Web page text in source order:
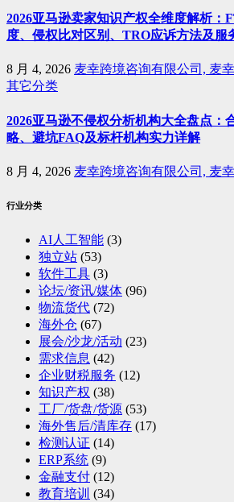
2026亚马逊卖家知识产权全维度解析：
度、侵权比对区别、TRO应诉方法及服
8 月 4, 2026 麦幸跨境咨询有限公司, 麦
其它分类
2026亚马逊不侵权分析机构大全盘点：
略、避坑FAQ及标杆机构实力详解
8 月 4, 2026 麦幸跨境咨询有限公司, 麦
行业分类
AI人工智能 (3)
独立站 (53)
软件工具 (3)
论坛/资讯/媒体 (96)
物流货代 (72)
海外仓 (67)
展会/沙龙/活动 (23)
需求信息 (42)
企业财税服务 (12)
知识产权 (38)
工厂/货盘/货源 (53)
海外售后/清库存 (17)
检测认证 (14)
ERP系统 (9)
金融支付 (12)
教育培训 (34)